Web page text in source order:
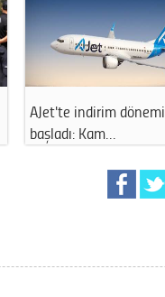
AJet'te indirim dönemi
başladı: Kam…